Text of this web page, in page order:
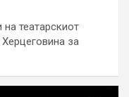
театарскиот
за